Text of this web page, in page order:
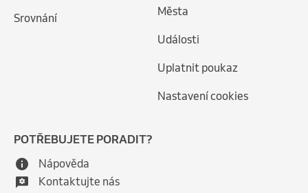
Srovnání Města
Události
Uplatnit poukaz
Nastavení cookies
POTŘEBUJETE PORADIT?
Nápověda
Kontaktujte nás